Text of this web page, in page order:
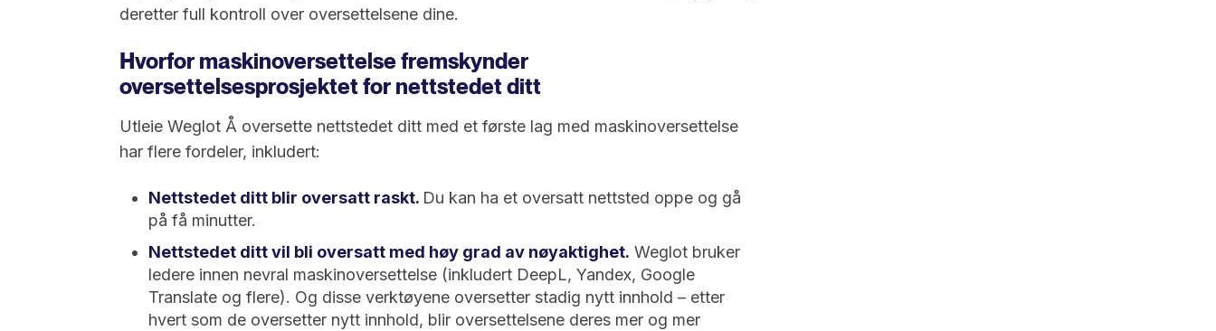
deretter full kontroll over oversettelsene dine.
Hvorfor maskinoversettelse fremskynder
oversettelsesprosjektet for nettstedet ditt
Utleie Weglot Å oversette nettstedet ditt med et første lag med maskinoversettelse
har flere fordeler, inkludert:
Nettstedet ditt blir oversatt raskt. Du kan ha et oversatt nettsted oppe og gå
på få minutter.
Nettstedet ditt vil bli oversatt med høy grad av nøyaktighet. Weglot bruker
ledere innen nevral maskinoversettelse (inkludert DeepL, Yandex, Google
Translate og flere). Og disse verktøyene oversetter stadig nytt innhold – etter
hvert som de oversetter nytt innhold, blir oversettelsene deres mer og mer